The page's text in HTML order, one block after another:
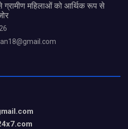
ग्रामीण महिलाओं को आर्थिक रूप से